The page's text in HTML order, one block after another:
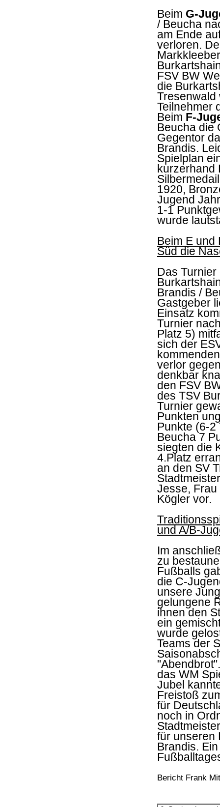
Beim G-
/ Beucha
am Ende
verloren.
FSV BW
die
Tresenwald
Teilnehmer
Beim F-
Beucha die
Gegentor
Brandis.
Spielplan
kurzerhand
1920,
Jugend
1-1
wurde
Beim E und
Süd die
Das
Brandis /
Gastgeber
Einsatz
Turnier
Platz 5)
sich der
verlor
denkbar
den FSV
des TSV
Turnier
Punkten
Punkte (6-2
Beucha 7
siegten die
4.Platz
an den SV
Jesse, Frau
Kögler vor.
und A/B-
Im
zu
Fußballs
die C-
unsere
gelungene
ihnen den
ein
wurde
Teams der
das WM
Jubel
Freistoß
für
noch in
für unseren
Brandis.
Bericht Frank